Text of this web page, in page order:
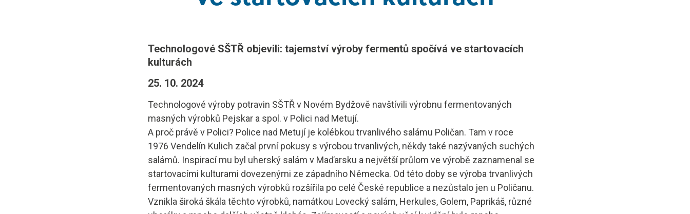
Elektrotechnik
Projekt ECDL
Technologové SŠTŘ objevili: tajemství výroby fermentů spočívá ve startovacích
kulturách
25. 10. 2024
Technologové výroby potravin SŠTŘ v Novém Bydžově navštívili výrobnu fermentovaných
masných výrobků Pejskar a spol. v Polici nad Metují.
A proč právě v Polici? Police nad Metují je kolébkou trvanlivého salámu Poličan. Tam v roce
1976 Vendelín Kulich začal první pokusy s výrobou trvanlivých, někdy také nazývaných suchých
salámů. Inspirací mu byl uherský salám v Maďarsku a největší průlom ve výrobě zaznamenal se
startovacími kulturami dovezenými ze západního Německa. Od této doby se výroba trvanlivých
fermentovaných masných výrobků rozšířila po celé České republice a nezůstalo jen u Poličanu.
Vznikla široká škála těchto výrobků, namátkou Lovecký salám, Herkules, Golem, Paprikáš, různé